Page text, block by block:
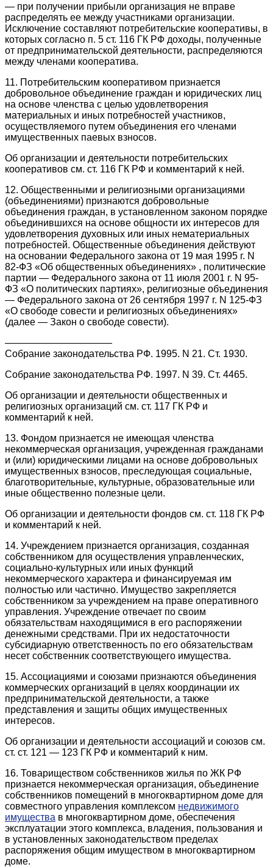
— при получении прибыли организация не вправе
распределять ее между участниками организации.
Исключение составляют потребительские кооперативы, в
которых согласно п. 5 ст. 116 ГК РФ доходы, полученные
от предпринимательской деятельности, распределяются
между членами кооператива.
11. Потребительским кооперативом признается
добровольное объединение граждан и юридических лиц
на основе членства с целью удовлетворения
материальных и иных потребностей участников,
осуществляемого путем объединения его членами
имущественных паевых взносов.
Об организации и деятельности потребительских
кооперативов см. ст. 116 ГК РФ и комментарий к ней.
12. Общественными и религиозными организациями
(объединениями) признаются добровольные
объединения граждан, в установленном законом порядке
объединившихся на основе общности их интересов для
удовлетворения духовных или иных нематериальных
потребностей. Общественные объединения действуют
на основании Федерального закона от 19 мая 1995 г. N
82-ФЗ «Об общественных объединениях» , политические
партии — Федерального закона от 11 июля 2001 г. N 95-
ФЗ «О политических партиях», религиозные объединения
— Федерального закона от 26 сентября 1997 г. N 125-ФЗ
«О свободе совести и религиозных объединениях»
(далее — Закон о свободе совести).
———————————
Собрание законодательства РФ. 1995. N 21. Ст. 1930.
Собрание законодательства РФ. 1997. N 39. Ст. 4465.
Об организации и деятельности общественных и
религиозных организаций см. ст. 117 ГК РФ и
комментарий к ней.
13. Фондом признается не имеющая членства
некоммерческая организация, учрежденная гражданами
и (или) юридическими лицами на основе добровольных
имущественных взносов, преследующая социальные,
благотворительные, культурные, образовательные или
иные общественно полезные цели.
Об организации и деятельности фондов см. ст. 118 ГК РФ
и комментарий к ней.
14. Учреждением признается организация, созданная
собственником для осуществления управленческих,
социально-культурных или иных функций
некоммерческого характера и финансируемая им
полностью или частично. Имущество закрепляется
собственником за учреждением на праве оперативного
управления. Учреждение отвечает по своим
обязательствам находящимися в его распоряжении
денежными средствами. При их недостаточности
субсидиарную ответственность по его обязательствам
несет собственник соответствующего имущества.
15. Ассоциациями и союзами признаются объединения
коммерческих организаций в целях координации их
предпринимательской деятельности, а также
представления и защиты общих имущественных
интересов.
Об организации и деятельности ассоциаций и союзов см.
ст. ст. 121 — 123 ГК РФ и комментарий к ним.
16. Товариществом собственников жилья по ЖК РФ
признается некоммерческая организация, объединение
собственников помещений в многоквартирном доме для
совместного управления комплексом недвижимого
имущества в многоквартирном доме, обеспечения
эксплуатации этого комплекса, владения, пользования и
в установленных законодательством пределах
распоряжения общим имуществом в многоквартирном
доме.